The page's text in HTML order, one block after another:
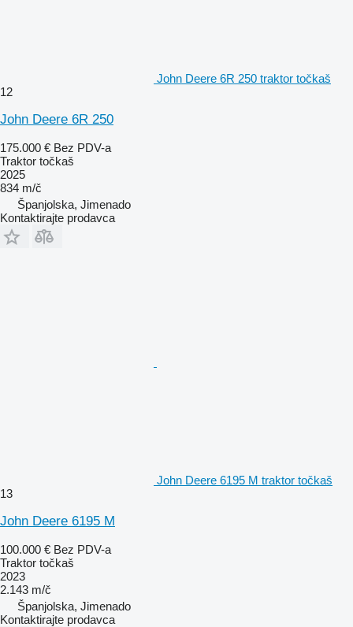
John Deere 6R 250 traktor točkaš
12
John Deere 6R 250
175.000 € Bez PDV-a
Traktor točkaš
2025
834 m/č
Španjolska, Jimenado
Kontaktirajte prodavca
John Deere 6195 M traktor točkaš
13
John Deere 6195 M
100.000 € Bez PDV-a
Traktor točkaš
2023
2.143 m/č
Španjolska, Jimenado
Kontaktirajte prodavca